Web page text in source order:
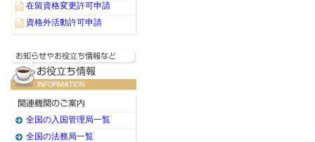
在留資格変更許可申請
資格外活動許可申請
全国の入国管理局一覧
全国の法務局一覧